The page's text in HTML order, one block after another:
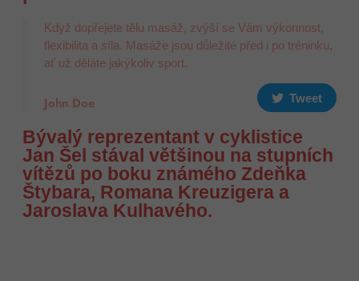
Když dopřejete tělu masáž, zvýší se Vám výkonnost,
flexibilita a síla. Masáže jsou důležité před i po tréninku,
ať už děláte jakýkoliv sport.
John Doe Tweet
Bývalý reprezentant v cyklistice
Jan Šel stával většinou na stupních
vítězů po boku známého Zdeňka
Štybara, Romana Kreuzigera a
Jaroslava Kulhavého.